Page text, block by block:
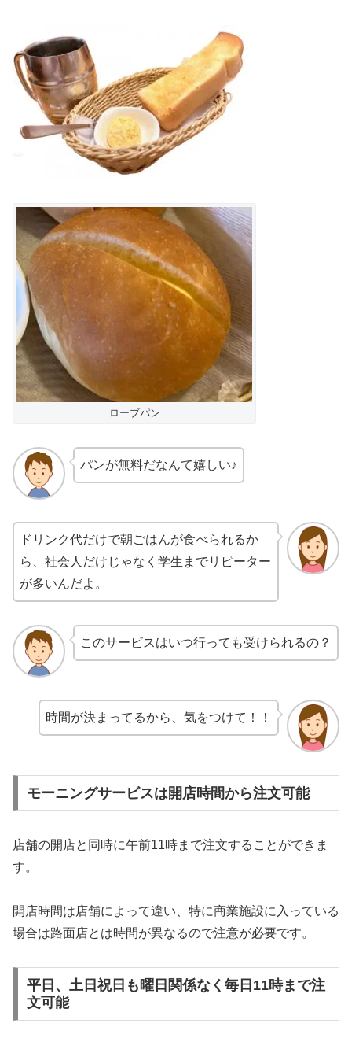
ローブパン
パンが無料だなんて嬉しい♪
ドリンク代だけで朝ごはんが食べられるか
ら、社会人だけじゃなく学生までリピーター
が多いんだよ。
このサービスはいつ行っても受けられるの？
時間が決まってるから、気をつけて！！
モーニングサービスは開店時間から注文可能
店舗の開店と同時に午前11時まで注文することができま
す。
開店時間は店舗によって違い、特に商業施設に入っている
場合は路面店とは時間が異なるので注意が必要です。
平日、土日祝日も曜日関係なく毎日11時まで注
文可能